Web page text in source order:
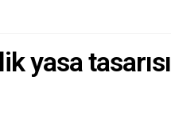
yasa tasarısı